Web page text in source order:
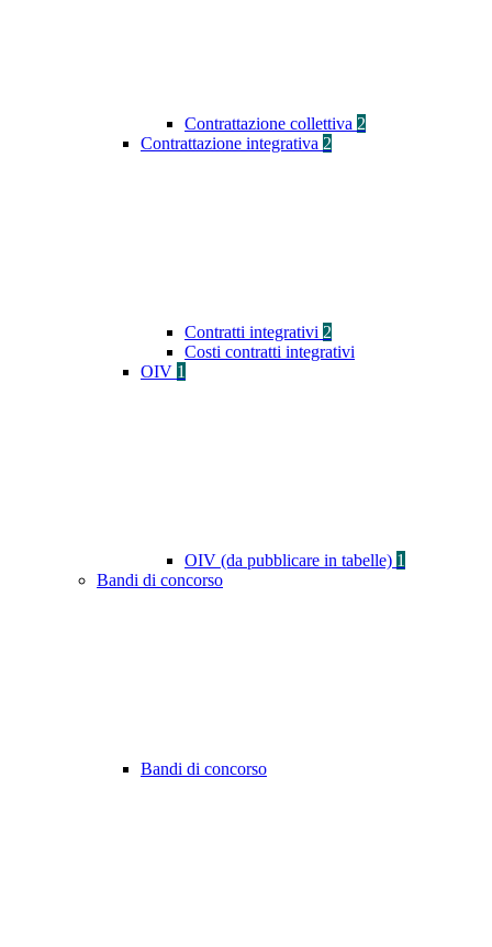
Contrattazione collettiva 2
Contrattazione integrativa 2
Contratti integrativi 2
Costi contratti integrativi
OIV 1
OIV (da pubblicare in tabelle) 1
Bandi di concorso
Bandi di concorso